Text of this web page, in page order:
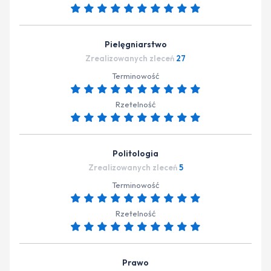
Pielęgniarstwo
Zrealizowanych zleceń 27
Terminowość
Rzetelność
Politologia
Zrealizowanych zleceń5
Terminowość
Rzetelność
Prawo